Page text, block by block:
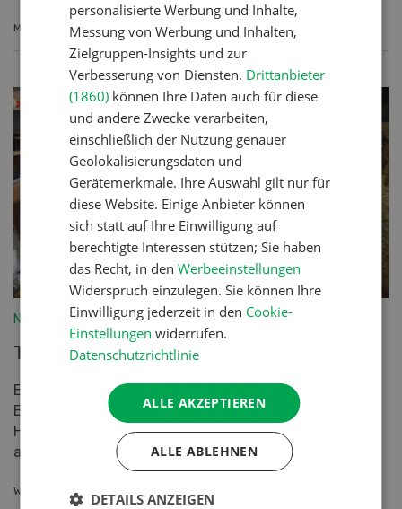
MEHR ERFAHREN
Nutztiere
Tränkermarkt
Ein ungewisses Angebot mit den vorhandenen
Bestellungen abzustimmen, ist eine der
Herausforderungen für den Tränkerhandel. Es wird
angestrebt, die Qualität...
WEITERLESEN
personalisierte Werbung und Inhalte,
Messung von Werbung und Inhalten,
Zielgruppen-Insights und zur
Verbesserung von Diensten. Drittanbieter
(1860) können Ihre Daten auch für diese
und andere Zwecke verarbeiten,
einschließlich der Nutzung genauer
Geolokalisierungsdaten und
Gerätemerkmale. Ihre Auswahl gilt nur für
diese Website. Einige Anbieter können
sich statt auf Ihre Einwilligung auf
berechtigte Interessen stützen; Sie haben
das Recht, in denWerbeeinstellungen
Widerspruch einzulegen. Sie können Ihre
Einwilligung jederzeit in den Cookie-
Einstellungen widerrufen.
Datenschutzrichtlinie
ALLE AKZEPTIEREN
ALLE ABLEHNEN
DETAILS ANZEIGEN